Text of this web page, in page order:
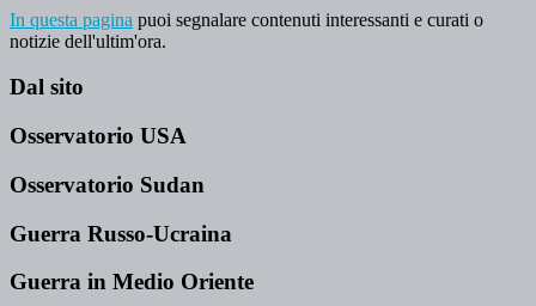
In questa pagina puoi segnalare contenuti interessanti e curati o
notizie dell'ultim'ora.
Dal sito
Osservatorio USA
Osservatorio Sudan
Guerra Russo-Ucraina
Guerra in Medio Oriente